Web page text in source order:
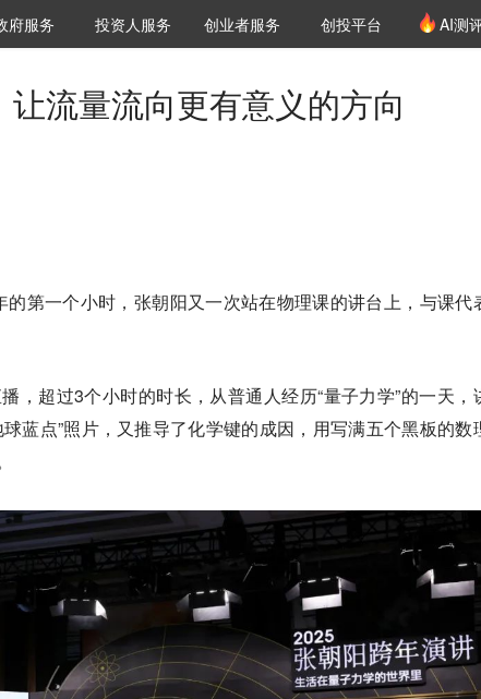
市之窗
府服务 VClub投资机构库
投资机构职位推介
投资人服务 创投氪堂
创业者服务 创投平台 AI测
流量流向更有意义的方向
第一个小时，张朝阳又一次站在物理课的讲台上，与课代
，超过3个小时的时长，从普通人经历“量子力学”的一天，
球蓝点”照片，又推导了化学键的成因，用写满五个黑板的数